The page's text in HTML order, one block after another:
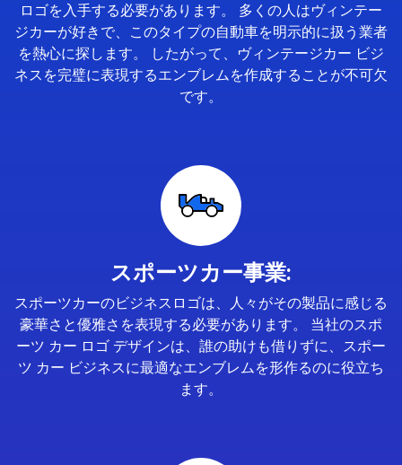
ロゴを入手する必要があります。 多くの人はヴィンテー
ジカーが好きで、このタイプの自動車を明示的に扱う業者
を熱心に探します。 したがって、ヴィンテージカー ビジ
ネスを完璧に表現するエンブレムを作成することが不可欠
です。
スポーツカー事業:
スポーツカーのビジネスロゴは、人々がその製品に感じる
豪華さと優雅さを表現する必要があります。 当社のスポ
ーツ カー ロゴ デザインは、誰の助けも借りずに、スポー
ツ カー ビジネスに最適なエンブレムを形作るのに役立ち
ます。